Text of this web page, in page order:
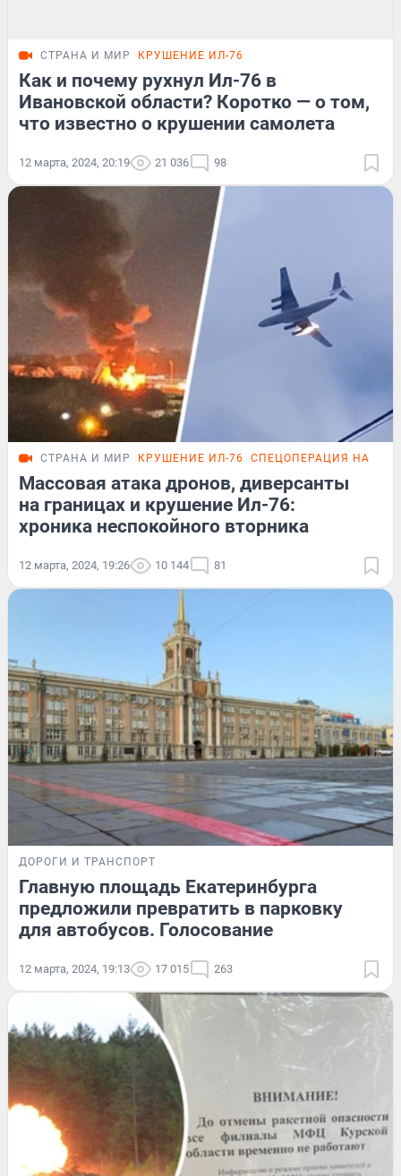
СТРАНА И МИР КРУШЕНИЕ ИЛ-76
Как и почему рухнул Ил-76 в
Ивановской области? Коротко — о том,
что известно о крушении самолета
12 марта, 2024, 20:19 21 036 98
СТРАНА И МИР КРУШЕНИЕ ИЛ-76 СПЕЦОПЕРАЦИЯ НА
Массовая атака дронов, диверсанты
на границах и крушение Ил-76:
хроника неспокойного вторника
12 марта, 2024, 19:26 10 144 81
ДОРОГИ И ТРАНСПОРТ
Главную площадь Екатеринбурга
предложили превратить в парковку
для автобусов. Голосование
12 марта, 2024, 19:13 17 015 263